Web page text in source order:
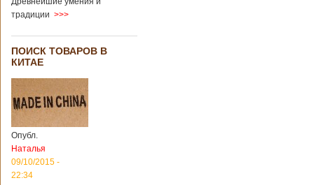
традиции >>>
ПОИСК ТОВАРОВ В
КИТАЕ
Опубл.
Наталья
09/10/2015 -
22:34